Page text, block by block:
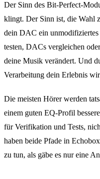
Der Sinn des Bit-Perfect-
klingt. Der Sinn ist, die Wahl
dein DAC ein
testen, DACs vergleichen
deine Musik verändert. Und
Verarbeitung dein Erlebnis
Die meisten Hörer werden
einem guten EQ-Profil
für Verifikation und Tests,
haben beide Pfade in
zu tun, als gäbe es nur eine